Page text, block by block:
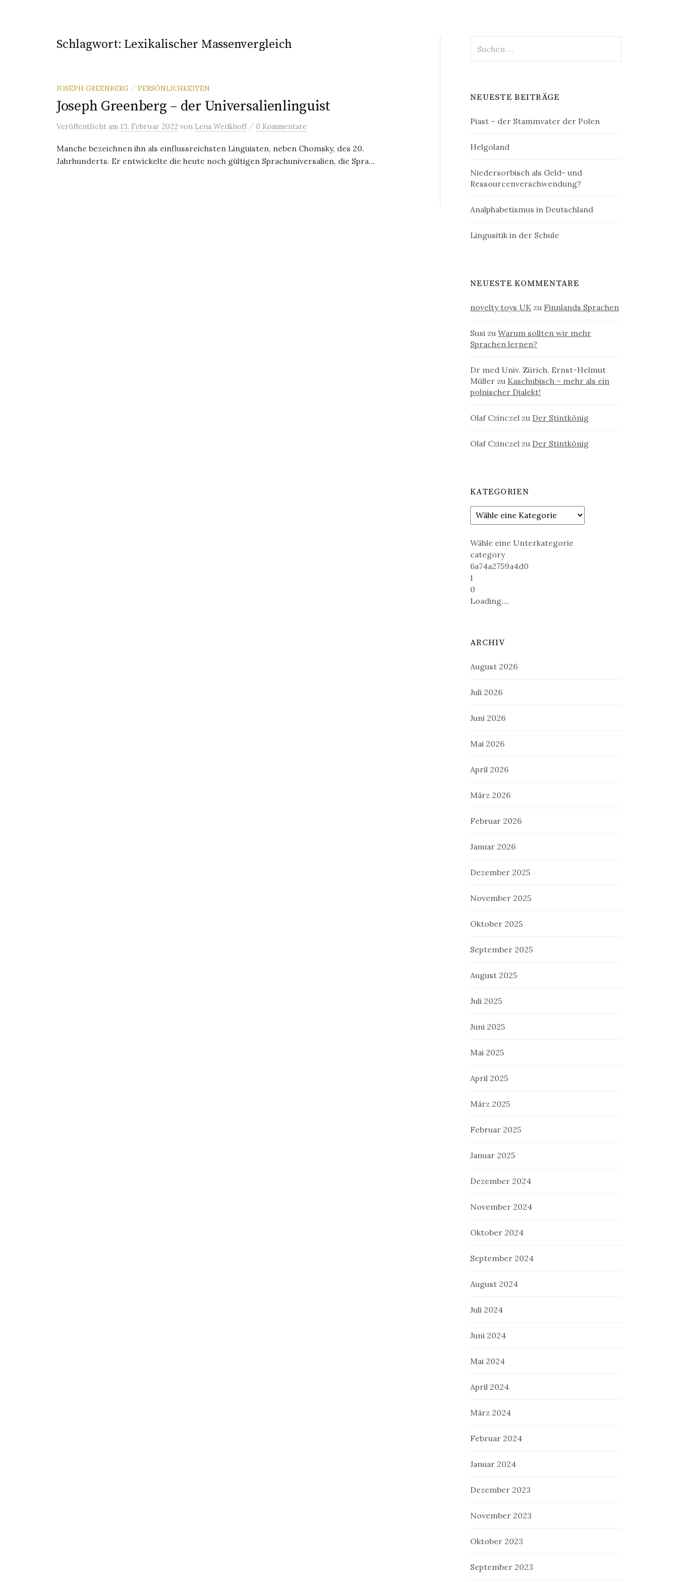
Schlagwort: Lexikalischer Massenvergleich
JOSEPH GREENBERG / PERSÖNLICHKEITEN
Joseph Greenberg – der Universalienlinguist
Veröffentlicht am 13. Februar 2022 von Lena Weißhoff / 0 Kommentare
Manche bezeichnen ihn als einflussreichsten Linguisten, neben Chomsky, des 20.
Jahrhunderts. Er entwickelte die heute noch gültigen Sprachuniversalien, die Spra...
nach:
NEUESTE BEITRÄGE
Piast – der Stammvater der Polen
Helgoland
Niedersorbisch als Geld- und
Ressourcenverschwendung?
Analphabetismus in Deutschland
Lingusitik in der Schule
NEUESTE KOMMENTARE
novelty toys UK zu Finnlands Sprachen
Susi zuWarum sollten wir mehr
Sprachen lernen?
Dr med Univ. Zürich. Ernst-Helmut
Müller zu Kaschubisch – mehr als ein
polnischer Dialekt!
Olaf Czinczel zu Der Stintkönig
Olaf Czinczel zu Der Stintkönig
KATEGORIEN
Wähle eine Unterkategorie
category
6a74a2759a4d0
1
0
Loading....
ARCHIV
August 2026
Juli 2026
Juni 2026
Mai 2026
April 2026
März 2026
Februar 2026
Januar 2026
Dezember 2025
November 2025
Oktober 2025
September 2025
August 2025
Juli 2025
Juni 2025
Mai 2025
April 2025
März 2025
Februar 2025
Januar 2025
Dezember 2024
November 2024
Oktober 2024
September 2024
August 2024
Juli 2024
Juni 2024
Mai 2024
April 2024
März 2024
Februar 2024
Januar 2024
Dezember 2023
November 2023
Oktober 2023
September 2023